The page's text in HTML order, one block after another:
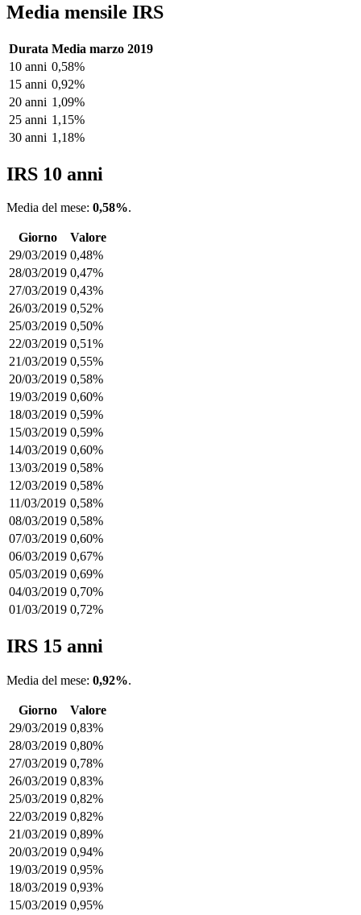
Media mensile IRS
Durata Media marzo 2019
10 anni 0,58%
15 anni 0,92%
20 anni 1,09%
25 anni 1,15%
30 anni 1,18%
IRS 10 anni
Media del mese: 0,58%.
Giorno
Valore
29/03/2019 0,48%
28/03/2019 0,47%
27/03/2019 0,43%
26/03/2019 0,52%
25/03/2019 0,50%
22/03/2019 0,51%
21/03/2019 0,55%
20/03/2019 0,58%
19/03/2019 0,60%
18/03/2019 0,59%
15/03/2019 0,59%
14/03/2019 0,60%
13/03/2019 0,58%
12/03/2019 0,58%
11/03/2019 0,58%
08/03/2019 0,58%
07/03/2019 0,60%
06/03/2019 0,67%
05/03/2019 0,69%
04/03/2019 0,70%
01/03/2019 0,72%
IRS 15 anni
Media del mese: 0,92%.
Giorno
Valore
29/03/2019 0,83%
28/03/2019 0,80%
27/03/2019 0,78%
26/03/2019 0,83%
25/03/2019 0,82%
22/03/2019 0,82%
21/03/2019 0,89%
20/03/2019 0,94%
19/03/2019 0,95%
18/03/2019 0,93%
15/03/2019 0,95%